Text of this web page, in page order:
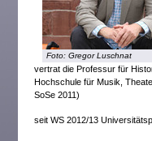
Foto: Gregor Luschnat
vertrat die Professur für
Hochschule für Musik,
SoSe 2011)
seit WS 2012/13